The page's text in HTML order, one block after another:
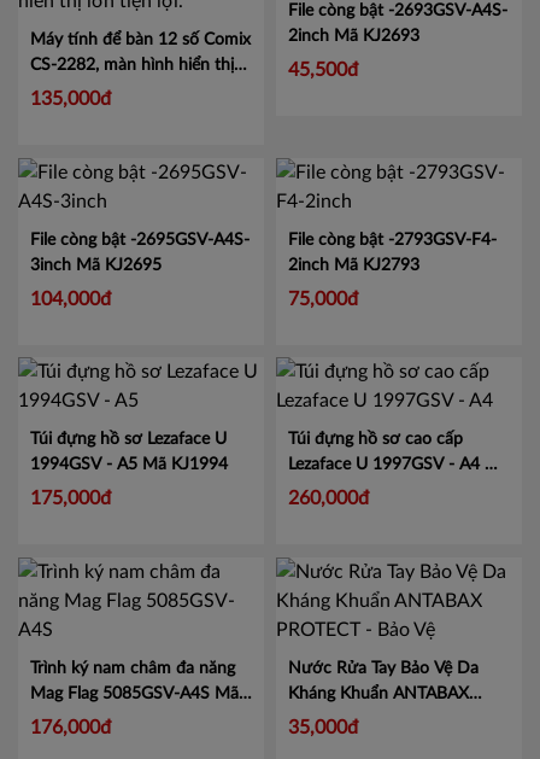
Máy tính để bàn 12 số Comix
CS-2282, màn hình hiển thị
lớn tiện lợi.
135,000đ
File còng bật -2693GSV-A4S-
2inch Mã KJ2693
45,500đ
File còng bật -2695GSV-A4S-
3inch Mã KJ2695
104,000đ
File còng bật -2793GSV-F4-
2inch Mã KJ2793
75,000đ
Túi đựng hồ sơ Lezaface U
1994GSV - A5 Mã KJ1994
175,000đ
Túi đựng hồ sơ cao cấp
Lezaface U 1997GSV - A4 Mã
KJ1997
260,000đ
Trình ký nam châm đa năng
Mag Flag 5085GSV-A4S Mã
KJ5085
176,000đ
Nước Rửa Tay Bảo Vệ Da
Kháng Khuẩn ANTABAX
PROTECT - Bảo Vệ
35,000đ